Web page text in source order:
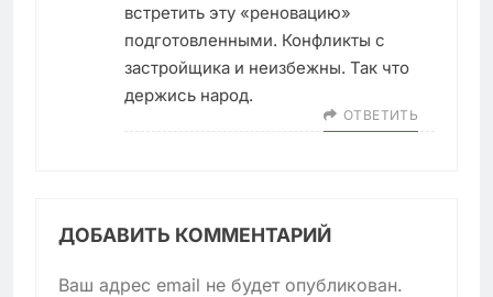
встретить эту «реновацию»
подготовленными. Конфликты с
застройщика и неизбежны. Так что
держись народ.
ОТВЕТИТЬ
ДОБАВИТЬ КОММЕНТАРИЙ
Ваш адрес email не будет опубликован.